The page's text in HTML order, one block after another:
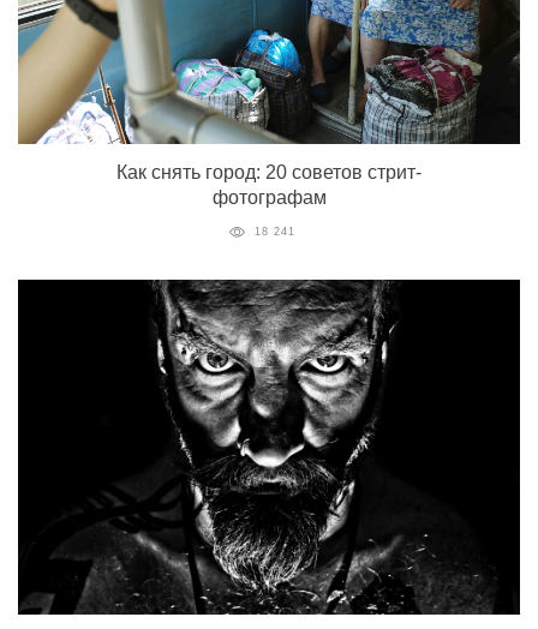
Как снять город: 20 советов стрит-
фотографам
18 241